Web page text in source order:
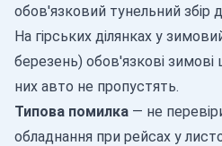
обов'язковий тунельний збір
На гірських ділянках у
березень) обов'язкові
них авто не пропустять.
Типова помилка — не
обладнання при рейсах у